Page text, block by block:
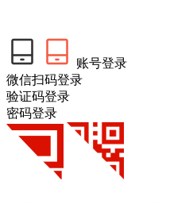
账号登录
微信扫码登录
验证码登录
密码登录